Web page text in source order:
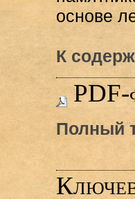
основе
К
PDF-
Полный